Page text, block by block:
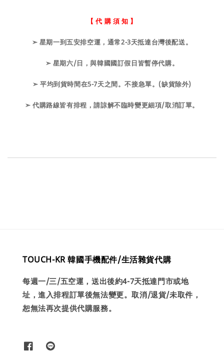
【 代 購 須 知 】
➣ 星期一到五安排空運，通常2-3天抵達台灣後配送。
➣ 星期六/日，與韓國國訂假日皆暫停代購。
➣ 平均到貨時間在5-7天之間。不接急單。(缺貨除外)
➣ 代購路線皆有排程，請諒解不臨時變更細項/取消訂單。
TOUCH-KR 韓國手機配件/生活雜貨代購
每週一/三/五空運，送出後約4-7天抵達門市或地
址，進入排程訂單後無法變更。取消/退貨/未取件，
恕無法再次提供代購服務。